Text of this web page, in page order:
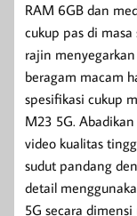
RAM 6GB dan
cukup pas di
rajin
beragam macam
spesifikasi cukup
M23 5G.
video kualitas
sudut pandang
detail
5G secara